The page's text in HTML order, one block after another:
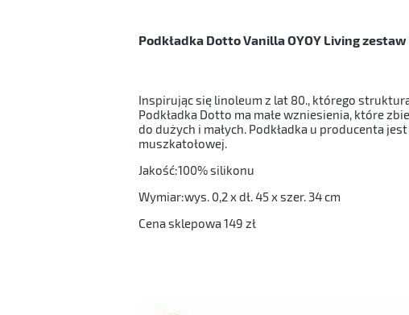
Podkładka Dotto Vanilla OYOY Living zestaw
Inspirując się linoleum z lat 80., którego
Podkładka Dotto ma małe wzniesienia, które
do dużych i małych. Podkładka u producenta
muszkatołowej.
Jakość:100% silikonu
Wymiar:wys. 0,2 x dł. 45 x szer. 34 cm
Cena sklepowa 149 zł